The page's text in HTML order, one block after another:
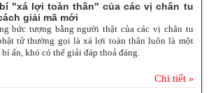
"xá lợi toàn thân" của các vị chân tu
giải mã mới
bức tượng bằng người thật của các vị chân tu
tử thường gọi là xá lợi toàn thân luôn là một
ẩn, khó có thể giải đáp thoả đáng.
Chi tiết »